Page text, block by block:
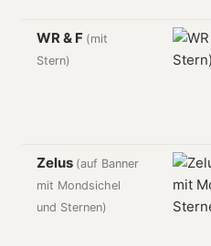
WR & F (mit
Stern)
Zelus (auf Banner
mit Mondsichel
und Sternen)